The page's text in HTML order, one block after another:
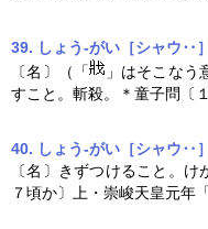
39. しょう‐がい［シャウ‥
〔名〕（「
」はそこな
すこと。斬殺。＊童子問〔
40. しょう‐がい［シャウ‥
〔名〕きずつけること。
７頃か〕上・崇峻天皇元年